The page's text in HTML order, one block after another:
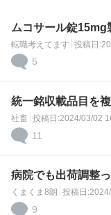
ムコサール錠
転職考えてます 投稿日
5
統一銘収載品目を
社畜 投稿日:2024/03/02
11
病院でも出荷調整
くまくま8朗 投稿日
9